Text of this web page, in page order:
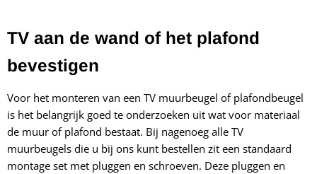
TV aan de wand of het plafond
bevestigen
Voor het monteren van een TV muurbeugel of plafondbeugel
is het belangrijk goed te onderzoeken uit wat voor materiaal
de muur of plafond bestaat. Bij nagenoeg alle TV
muurbeugels die u bij ons kunt bestellen zit een standaard
montage set met pluggen en schroeven. Deze pluggen en